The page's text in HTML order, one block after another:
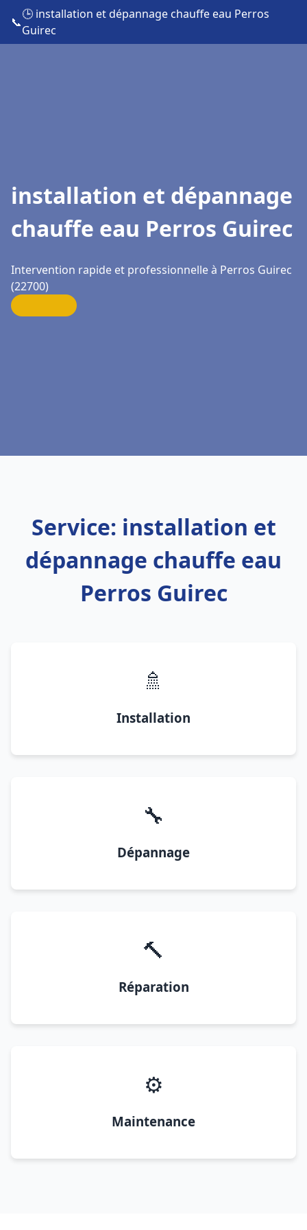
📞
🕒 installation et dépannage chauffe eau Perros
Guirec
installation et dépannage
chauffe eau Perros Guirec
Intervention rapide et professionnelle à Perros Guirec
(22700)
Service: installation et
dépannage chauffe eau
Perros Guirec
🚿
Installation
🔧
Dépannage
🔨
Réparation
⚙️
Maintenance